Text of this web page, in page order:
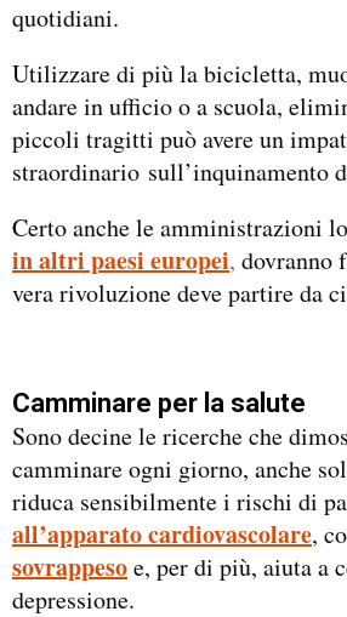
quotidiani.
Utilizzare di più la bicicletta,
andare in ufficio o a scuola,
piccoli tragitti può avere un
straordinario sull’inquinamento
Certo anche le amministrazioni
in altri paesi europei, dovranno
vera rivoluzione deve partire da
Camminare per la salute
Sono decine le ricerche che
camminare ogni giorno, anche
riduca sensibilmente i rischi di
all’apparato cardiovascolare,
sovrappesoe, per di più, aiuta a
depressione.